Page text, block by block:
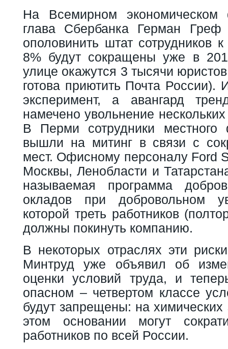
На Всемирном
глава Сбербанка Герман Греф
ополовинить штат сотрудников
8% будут сокращены уже в
улице окажутся 3 тысячи
готова приютить Почта России).
эксперимент, а авангард
намечено увольнение
В Перми сотрудники местного
вышли на митинг в связи с
мест. Офисному персоналу Ford
Москвы, Ленобласти и
называемая программа
окладов при добровольном
которой треть работников
должны покинуть компанию.
В некоторых отраслях эти
Минтруд уже объявил об
оценки условий труда, и
опасном – четвертом классе
будут запрещены: на химических
этом основании могут
работников по всей России.